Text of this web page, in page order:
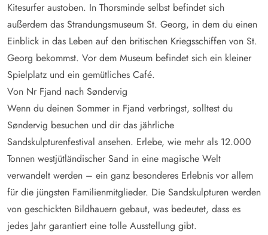
Kitesurfer austoben. In Thorsminde selbst befindet sich
außerdem das Strandungsmuseum St. Georg, in dem du einen
Einblick in das Leben auf den britischen Kriegsschiffen von St.
Georg bekommst. Vor dem Museum befindet sich ein kleiner
Spielplatz und ein gemütliches Café.
Von Nr Fjand nach Søndervig
Wenn du deinen Sommer in Fjand verbringst, solltest du
Søndervig besuchen und dir das jährliche
Sandskulpturenfestival ansehen. Erlebe, wie mehr als 12.000
Tonnen westjütländischer Sand in eine magische Welt
verwandelt werden – ein ganz besonderes Erlebnis vor allem
für die jüngsten Familienmitglieder. Die Sandskulpturen werden
von geschickten Bildhauern gebaut, was bedeutet, dass es
jedes Jahr garantiert eine tolle Ausstellung gibt.